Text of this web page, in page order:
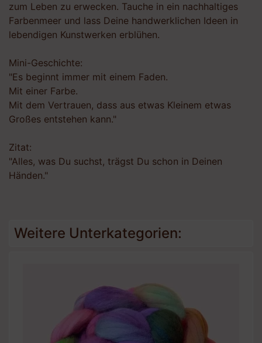
zum Leben zu erwecken. Tauche in ein nachhaltiges
Farbenmeer und lass Deine handwerklichen Ideen in
lebendigen Kunstwerken erblühen.
Mini-Geschichte:
"Es beginnt immer mit einem Faden.
Mit einer Farbe.
Mit dem Vertrauen, dass aus etwas Kleinem etwas
Großes entstehen kann."
Zitat:
"Alles, was Du suchst, trägst Du schon in Deinen
Händen."
Weitere Unterkategorien: